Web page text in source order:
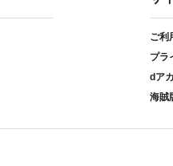
ご利
プラ
dア
海賊